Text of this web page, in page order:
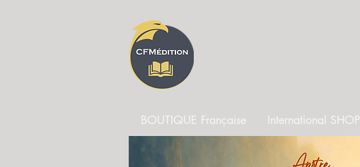
BOUTIQUE Française International SHOP